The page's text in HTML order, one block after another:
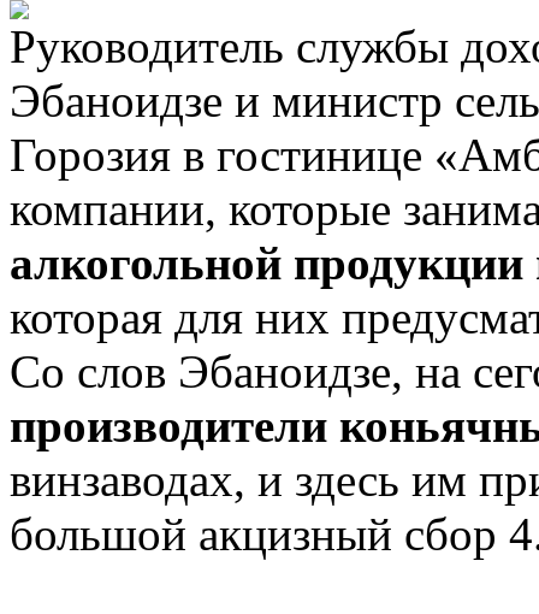
Руководитель службы
Эбаноидзе и министр
Горозия в гостинице
компании, которые
алкогольной продукции
которая для них
Со слов Эбаноидзе, на
производители
винзаводах, и здесь им
большой акцизный сбор